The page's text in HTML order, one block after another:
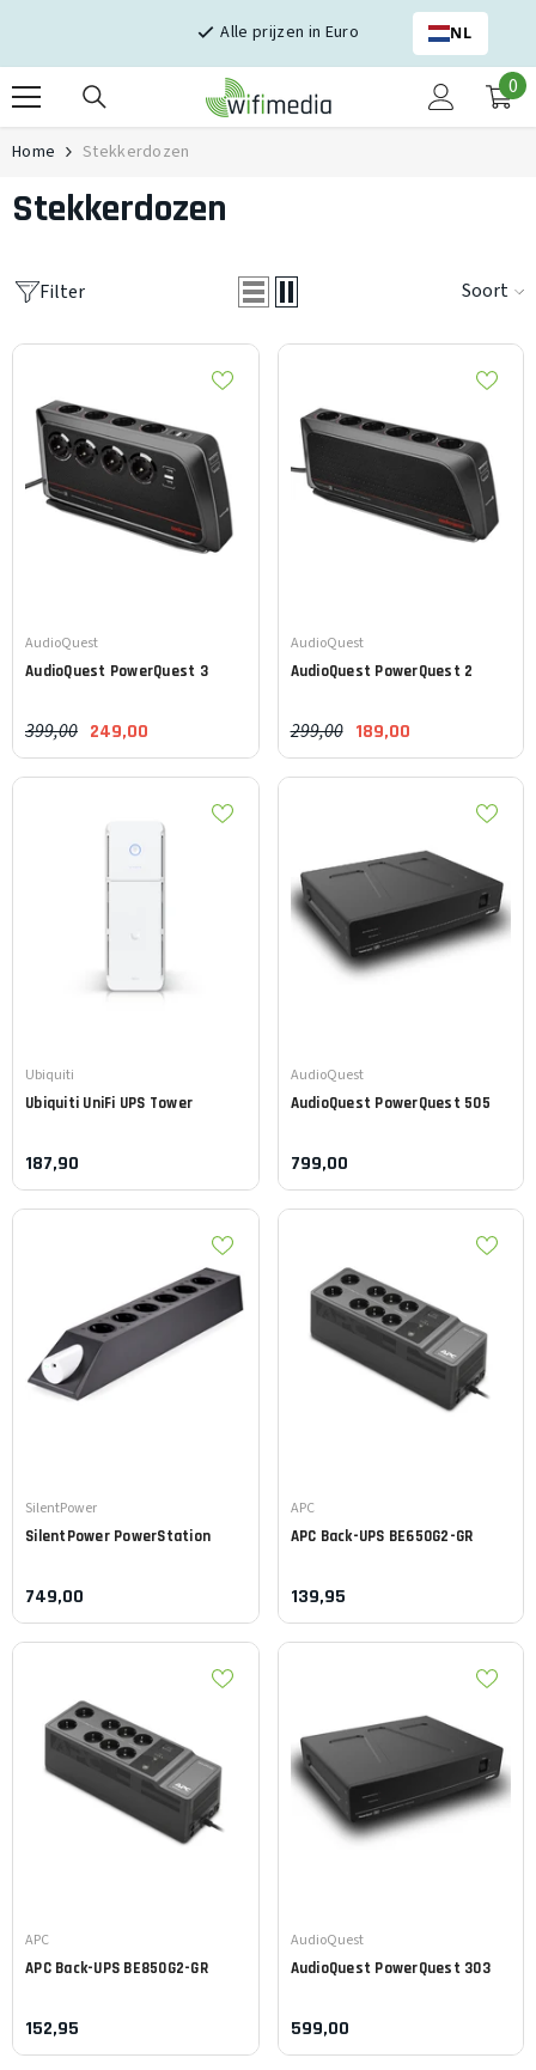
Alle prijzen in Euro NL
0
0
Home Stekkerdozen
Stekkerdozen
Filter Soort
Leverancier:
AudioQuest
AudioQuest PowerQuest 3
399,00 249,00
Leverancier:
AudioQuest
AudioQuest PowerQuest 2
299,00 189,00
Leverancier:
Ubiquiti
Ubiquiti UniFi UPS Tower
187,90
Leverancier:
AudioQuest
AudioQuest PowerQuest 505
799,00
Leverancier:
SilentPower
SilentPower PowerStation
749,00
Leverancier:
APC
APC Back-UPS BE650G2-GR
139,95
Leverancier:
APC
APC Back-UPS BE850G2-GR
152,95
Leverancier:
AudioQuest
AudioQuest PowerQuest 303
599,00